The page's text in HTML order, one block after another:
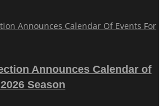
Announces Calendar of
Season